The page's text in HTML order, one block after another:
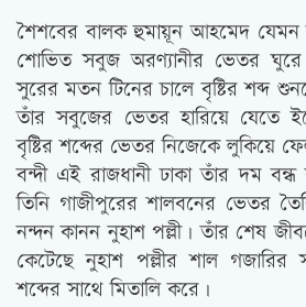
শৈশবের বালক হুমায়ূন আহমেদ যেমন
শোভিত সবুজ অরণ্যানীর ভেতর ঘুরে
সুরের মতন টিনের চালে বৃষ্টির শব্দ
তাঁর সবুজের ভেতর হারিয়ে যেতে
বৃষ্টির শব্দের ভেতর নিজেকে লুকিয়ে
বন্দী এই রাজধানী ঢাকা তাঁর দম
তিনি গাজীপুরের শালবনের ভেতর
নন্দন কানন নুহাশ পল্লী। তাঁর শেষ
কেটেছে নুহাশ পল্লীর শাল গজারির
শব্দের সাথে মিতালি করে।